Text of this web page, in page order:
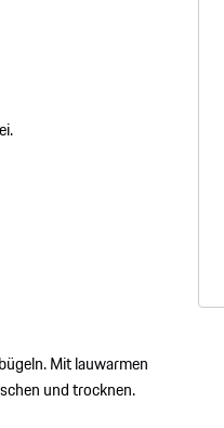
Mit lauwarmen
und trocknen.